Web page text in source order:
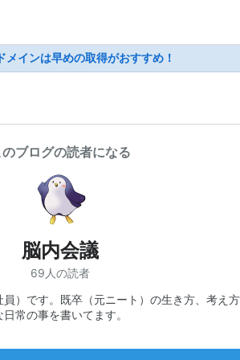
メインは早めの取得がおすすめ！
のブログの読者になる
脳内会議
69人の読者
）です。既卒（元ニート）の生き方、考え
日常の事を書いてます。